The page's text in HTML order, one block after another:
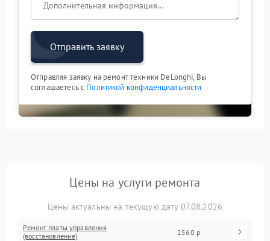
Отправить заявку
Отправляя заявку на ремонт техники DeLonghi, Вы
соглашаетесь с Политикой конфиденциальности
Цены на услуги ремонта
Цены актуальны на текущую дату 07.08.2026
Ремонт платы управления
(восстановление)
2560 р